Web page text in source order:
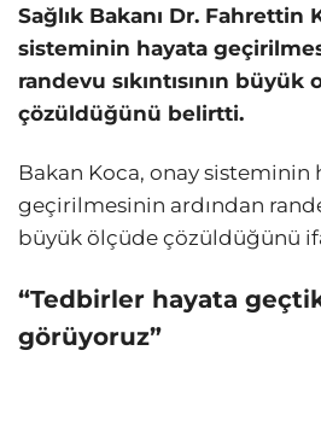
Sağlık Bakanı Dr. Fahrettin
sisteminin hayata
randevu sıkıntısının büyük
çözüldüğünü belirtti.
Bakan Koca, onay sisteminin
geçirilmesinin ardından
büyük ölçüde çözüldüğünü
“Tedbirler hayata
görüyoruz”